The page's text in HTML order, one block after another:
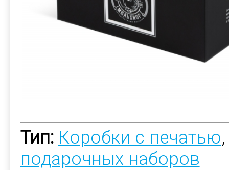
Тип: Коробки с печатью,
подарочных наборов